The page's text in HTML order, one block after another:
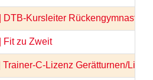
DTB-Kursleiter Rückengymnastik
Fit zu Zweit
Trainer-C-Lizenz Gerätturnen/